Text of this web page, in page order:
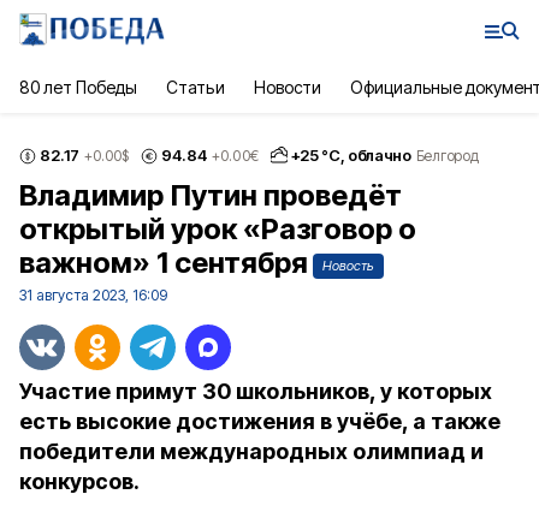
80 лет Победы Статьи Новости Официальные
82.17 +0.00$ 94.84 +0.00€ +25°С, облачно Белгород
Владимир Путин проведёт
открытый урок «Разговор о
важном» 1 сентября
Новость
31 августа 2023, 16:09
Участие примут 30 школьников, у которых
есть высокие достижения в учёбе, а также
победители международных олимпиад и
конкурсов.